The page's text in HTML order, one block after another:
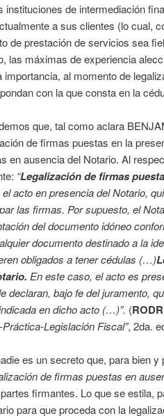
instituciones de intermediación
a sus clientes (lo cual,
de prestación de servicios sea
las máximas de experiencia
importancia, al momento de
con la que consta en la
que, tal como aclara
de firmas puestas en la
en ausencia del Notario. Al
“Legalización de firmas
acto en presencia del Notario,
las firmas. Por supuesto, el
del documento idóneo
documento destinado a la
obligados a tener cédulas (…)
En este caso, el acto es
declaran, bajo fe del juramento,
en dicho acto (…)”. (
Práctica-Legislación Fiscal”, 2da.
es un secreto que, para bien y
de firmas puestas en
firmantes. Lo que se estila,
para que proceda con la